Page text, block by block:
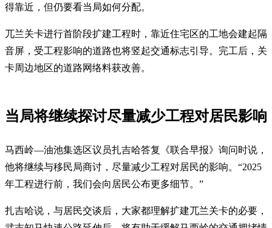
得靠近，但仍要看当局如何分配。
兀兰关卡进行首阶段扩建工程时，靠近住宅区的工地会建起隔
音屏，受工程影响的道路也将竖起交通标志引导。完工后，关
卡周边地区的道路网络料获改善。
当局将继续探讨尽量减少工程对居民影响
马西岭—油池集选区议员扎吉哈答复《联合早报》询问时说，
他将继续与移民局商讨，尽量减少工程对居民的影响。“2025
年工程进行前，我们会向居民公布更多细节。”
扎吉哈说，与居民交谈后，大家都理解扩建兀兰关卡的必要，